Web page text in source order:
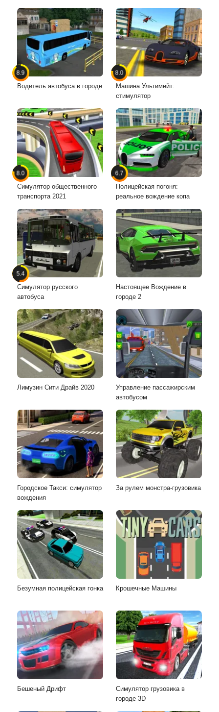
8.9
Водитель автобуса в городе
8.0
Машина Ультимейт:
стимулятор
8.0
Симулятор общественного
транспорта 2021
6.7
Полицейская погоня:
реальное вождение копа
5.4
Симулятор русского
автобуса
Настоящее Вождение в
городе 2
Лимузин Сити Драйв 2020
Управление пассажирским
автобусом
Городское Такси: симулятор
вождения
За рулем монстра-грузовика
Безумная полицейская гонка Крошечные Машины
Бешеный Дрифт
Симулятор грузовика в
городе 3D